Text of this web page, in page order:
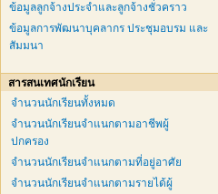
ข้อมูลลูกจ้างประจำและลูกจ้างชั่วคราว
ข้อมูลการพัฒนาบุคลากร ประชุมอบรม และ
สัมมนา
สารสนเทศนักเรียน
จำนวนนักเรียนทั้งหมด
จำนวนนักเรียนจำแนกตามอาชีพผู้
ปกครอง
จำนวนนักเรียนจำแนกตามที่อยู่อาศัย
จำนวนนักเรียนจำแนกตามรายได้ผู้